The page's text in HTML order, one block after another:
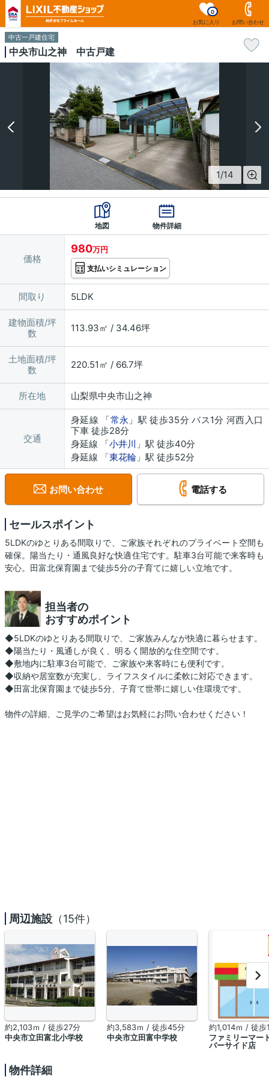
お気に入り
0
お問い合わせ
中古一戸建住宅
中央市山之神 中古戸建
1/14
地図 物件詳細
価格
980万円
支払いシミュレーション
間取り 5LDK
建物面積/坪
数
113.93㎡ / 34.46坪
土地面積/坪
数
220.51㎡ / 66.7坪
所在地 山梨県中央市山之神
交通
身延線 「常永 」駅 徒歩35分 バス1分 河西入口
下車 徒歩28分
身延線 「小井川 」駅 徒歩40分
身延線 「東花輪 」駅 徒歩52分
お問い合わせ 電話する
セールスポイント
5LDKのゆとりある間取りで、ご家族それぞれのプライベート空間も
確保。陽当たり・通風良好な快適住宅です。駐車3台可能で来客時も
安心。田富北保育園まで徒歩5分の子育てに嬉しい立地です。
担当者の
おすすめポイント
◆5LDKのゆとりある間取りで、ご家族みんなが快適に暮らせます。
◆陽当たり・風通しが良く、明るく開放的な住空間です。
◆敷地内に駐車3台可能で、ご家族や来客時にも便利です。
◆収納や居室数が充実し、ライフスタイルに柔軟に対応できます。
◆田富北保育園まで徒歩5分、子育て世帯に嬉しい住環境です。
物件の詳細、ご見学のご希望はお気軽にお問い合わせください！
周辺施設 （15件）
約2,103ｍ / 徒歩27分
中央市立田富北小学校
約3,583ｍ / 徒歩45分
中央市立田富中学校
約1,014ｍ / 徒歩
ファミリーマー
バーサイド店
物件詳細